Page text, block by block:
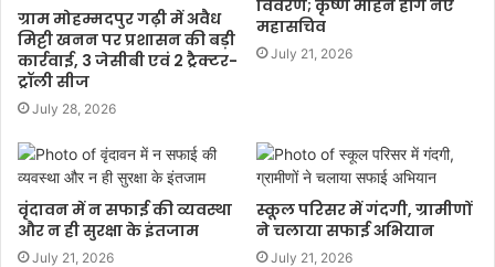
ग्राम मोहम्मदपुर गढ़ी में अवैध
मिट्टी खनन पर प्रशासन की बड़ी
कार्रवाई, 3 जेसीबी एवं 2 ट्रैक्टर-
ट्रॉली सीज
July 28, 2026
विवरण; कृष्ण मोहन होंगे नए
महासचिव
July 21, 2026
वृंदावन में न सफाई की व्यवस्था
और न ही सुरक्षा के इंतजाम
July 21, 2026
स्कूल परिसर में गंदगी, ग्रामीणों
ने चलाया सफाई अभियान
July 21, 2026